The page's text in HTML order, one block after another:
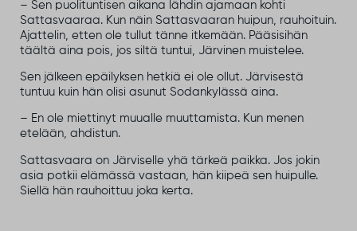
– Sen puolituntisen aikana lähdin ajamaan kohti
Sattasvaaraa. Kun näin Sattasvaaran huipun, rauhoituin.
Ajattelin, etten ole tullut tänne itkemään. Pääsisihän
täältä aina pois, jos siltä tuntui, Järvinen muistelee.
Sen jälkeen epäilyksen hetkiä ei ole ollut. Järvisestä
tuntuu kuin hän olisi asunut Sodankylässä aina.
– En ole miettinyt muualle muuttamista. Kun menen
etelään, ahdistun.
Sattasvaara on Järviselle yhä tärkeä paikka. Jos jokin
asia potkii elämässä vastaan, hän kiipeä sen huipulle.
Siellä hän rauhoittuu joka kerta.